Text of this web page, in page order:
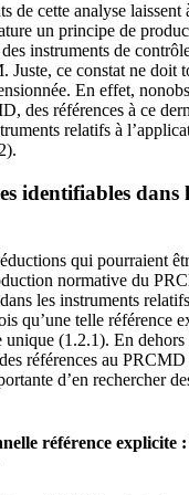
de cette analyse laissent
un principe de
instruments de
Juste, ce constat ne doit
En effet,
des références à ce
relatifs à
identifiables dans
qui pourraient
normative du
les instruments
qu’une telle référence
(1.2.1). En dehors
références au PRCMD
d’en rechercher
référence explicite